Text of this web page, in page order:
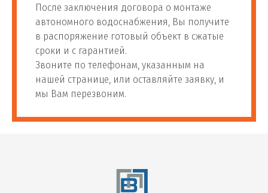
После заключения договора о монтаже
автономного водоснабжения, Вы получите
в распоряжение готовый объект в сжатые
сроки и с гарантией.
Звоните по телефонам, указанным на
нашей странице, или оставляйте заявку, и
мы Вам перезвоним.